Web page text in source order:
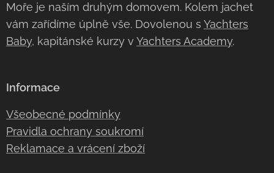
Moře je naším druhým domovem. Kolem jachet
vám zařídíme úplně vše. Dovolenou s Yachters
Baby, kapitánské kurzy v Yachters Academy.
Informace
Všeobecné podmínky
Pravidla ochrany soukromí
Reklamace a vrácení zboží